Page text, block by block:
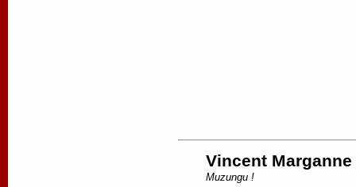
Vincent Marganne
Muzungu !